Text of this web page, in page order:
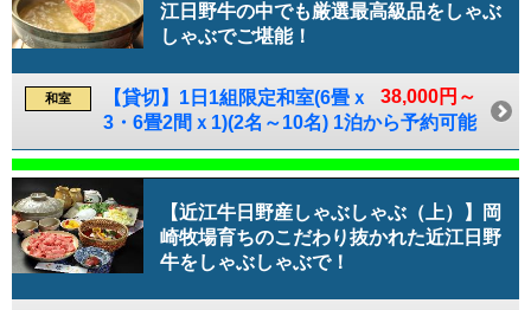
江日野牛の中でも厳選最高級品をしゃぶ
しゃぶでご堪能！
38,000円～
和室
【貸切】1日1組限定和室(6畳ｘ
3・6畳2間ｘ1)(2名～10名) 1泊から予約可能
【近江牛日野産しゃぶしゃぶ（上）】岡
崎牧場育ちのこだわり抜かれた近江日野
牛をしゃぶしゃぶで！